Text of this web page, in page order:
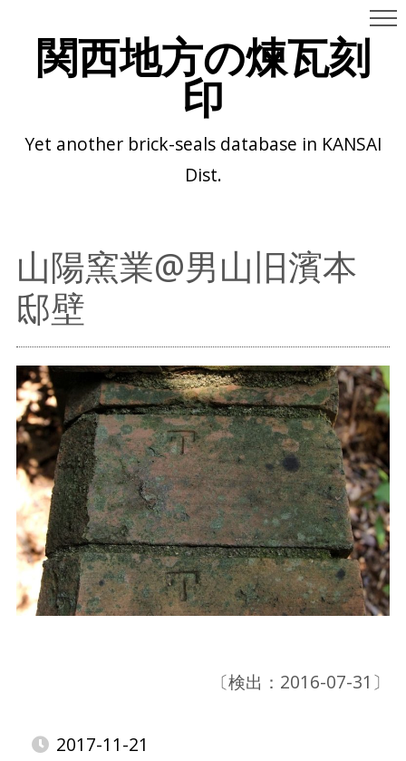
関西地方の煉瓦刻
印
Yet another brick-seals database in KANSAI
Dist.
山陽窯業@男山旧濱本
邸壁
〔検出：2016-07-31〕
2017-11-21